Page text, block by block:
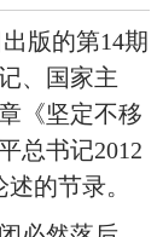
版的第14期
、国家主
《坚定不移
总书记2012
的节录。